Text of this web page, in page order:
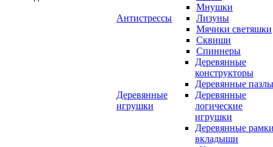
Антистрессы
Мнушки
Лизуны
Мячики светяшки
Сквиши
Спиннеры
Деревянные
игрушки
Деревянные
конструкторы
Деревянные
Деревянные
логические
игрушки
Деревянные
вкладыши